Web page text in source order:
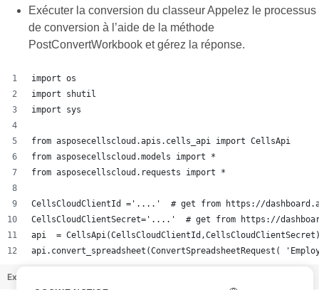
Exécuter la conversion du classeur Appelez le processus
de conversion à l’aide de la méthode
PostConvertWorkbook et gérez la réponse.
import os
import shutil
import sys
from asposecellscloud.apis.cells_api import CellsApi
from asposecellscloud.models import *
from asposecellscloud.requests import *
CellsCloudClientId ='....'  # get from https://
CellsCloudClientSecret='....'  # get from https://
api  =
api.convert_spreadsheet(ConvertSpreadsheetRequest(
Example_AvailableSDKs.py